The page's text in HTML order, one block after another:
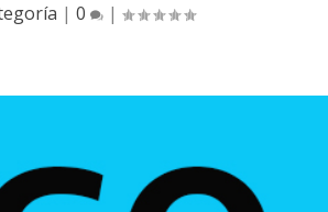
|0 |